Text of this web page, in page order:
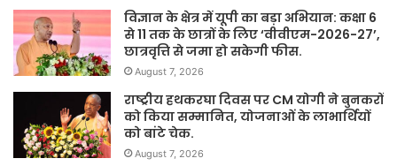
विज्ञान के क्षेत्र में यूपी का बड़ा अभियान: कक्षा 6
से 11 तक के छात्रों के लिए ‘वीवीएम-2026-27’,
छात्रवृत्ति से जमा हो सकेगी फीस.
August 7, 2026
राष्ट्रीय हथकरघा दिवस पर CM योगी ने बुनकरों
को किया सम्मानित, योजनाओं के लाभार्थियों
को बांटे चेक.
August 7, 2026